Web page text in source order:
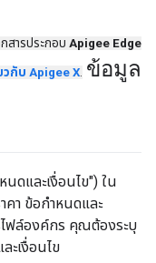
สารประกอบ Apigee Edge
วกับ Apigee X. ข้อมูล
ดและเงื่อนไข") ใน
คา ข้อกำหนดและ
ไฟล์องค์กร คุณต้องระบุ
ะเงื่อนไข